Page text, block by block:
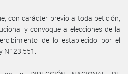
con carácter previo a toda petición,
y convoque a elecciones de la
de lo establecido por el
23.551.